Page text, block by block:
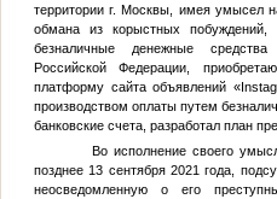
территории г. Москвы, имея умысел
обмана из корыстных побуждений,
безналичные денежные средства
Российской Федерации,
платформу сайта объявлений
производством оплаты путем
банковские счета, разработал план
Во исполнение своего
позднее 13 сентября 2021 года,
неосведомленную о его